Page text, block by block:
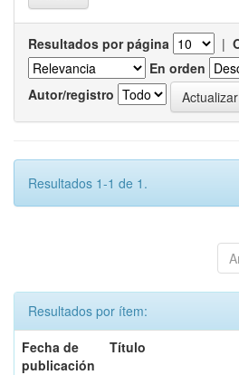
Resultados por página |
En orden
Autor/registro
Resultados 1-1 de 1.
Resultados por ítem:
Fecha de
publicación
Título